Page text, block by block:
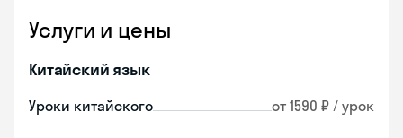
Услуги и цены
Китайский язык
Уроки китайского от 1590 ₽ / урок